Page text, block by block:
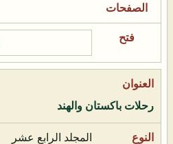
رحلات باكستان والهند
المجلد الرابع عشر